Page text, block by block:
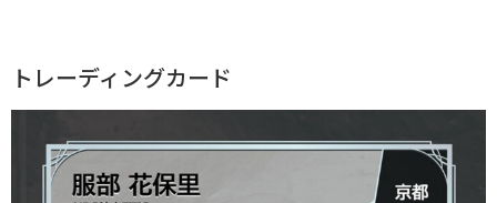
トレーディングカード